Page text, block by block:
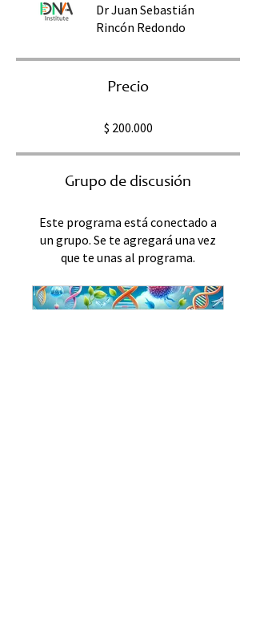
Dr Juan Sebastián
Rincón Redondo
Precio
$ 200.000
Grupo de discusión
Este programa está conectado a
un grupo. Se te agregará una vez
que te unas al programa.